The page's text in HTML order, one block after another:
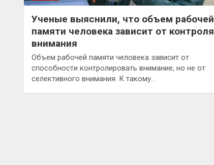
Ученые выяснили, что объем рабочей
памяти человека зависит от контроля
внимания
Объем рабочей памяти человека зависит от
способности контролировать внимание, но не от
селективного внимания. К такому…